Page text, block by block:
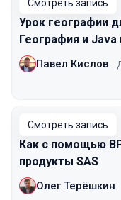
Смотреть запись
Урок географии
География и
Павел Кислов
Смотреть запись
Как с помощью
продукты SAS
Олег Терёшкин